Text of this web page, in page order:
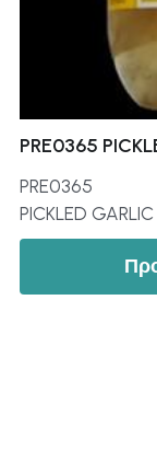
PRE0365
PRE0365
PICKLED